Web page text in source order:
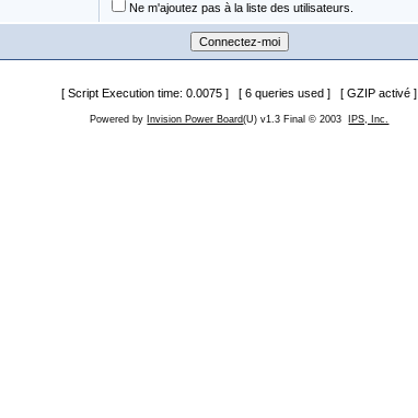
Ne m'ajoutez pas à la liste des utilisateurs.
[ Script Execution time: 0.0075 ] [ 6 queries used ] [ GZIP activé ]
Powered by Invision Power Board(U) v1.3 Final © 2003 IPS, Inc.